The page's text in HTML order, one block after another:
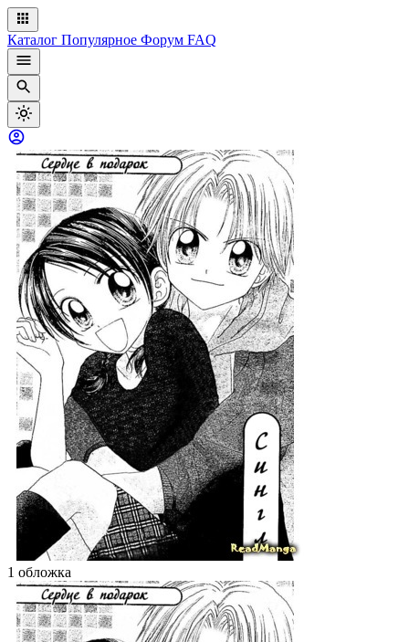
Каталог Популярное Форум FAQ
1 обложка